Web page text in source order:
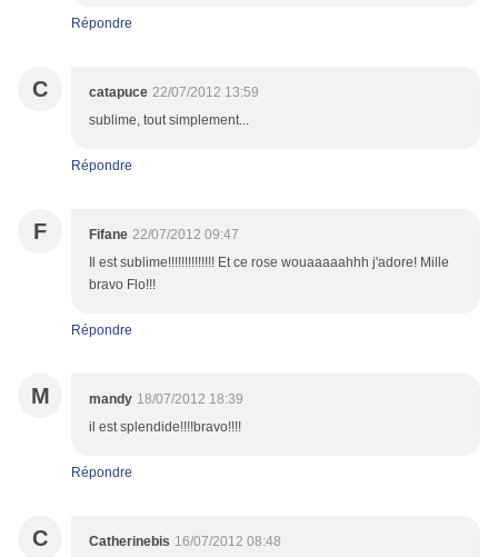
Répondre
C catapuce 22/07/2012 13:59
sublime, tout simplement...
Répondre
F Fifane 22/07/2012 09:47
Il est sublime!!!!!!!!!!!!!! Et ce rose wouaaaaahhh j'adore! Mille
bravo Flo!!!
Répondre
M mandy 18/07/2012 18:39
il est splendide!!!!bravo!!!!
Répondre
C Catherinebis 16/07/2012 08:48